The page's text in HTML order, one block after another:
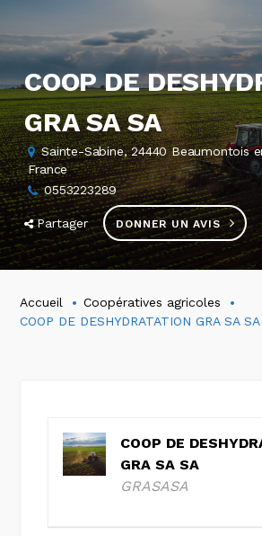
COOP DE
GRA SA SA
Sainte-Sabine, 24440 Beaumontois
France
0553223289
Partager DONNER UN AVIS
Accueil
Coopératives agricoles
COOP DE DESHYDRATATION GRA SA SA
COOP DE
GRA SA SA
GRASASA